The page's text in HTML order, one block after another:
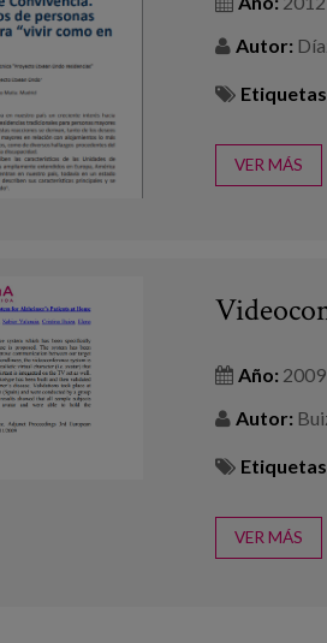
Autor:
VER MÁS
Año: 2009
Autor:
VER MÁS